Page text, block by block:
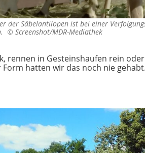
der Säbelantilopen ist bei einer
© Screenshot/MDR-Mediathek
rennen in Gesteinshaufen rein
hatten wir das noch nie